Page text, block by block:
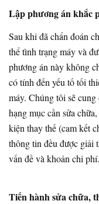
Lập phương án khắc
Sau khi đã chẩn đoán
thể tình trạng máy và
phương án này không
có tính đến yếu tố tối
máy. Chúng tôi sẽ cung
hạng mục cần sửa
kiện thay thế (cam kết
thông tin đều được giải
vấn đề và khoản chi phí.
Tiến hành sửa chữa,